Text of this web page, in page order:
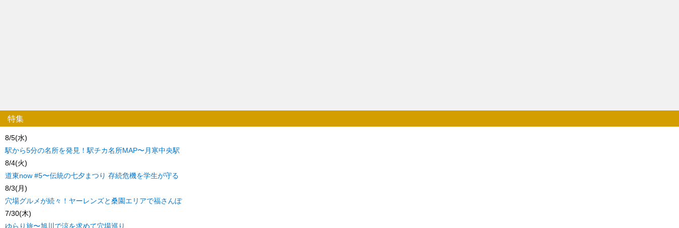
特集
8/5(水)
駅から5分の名所を発見！駅チカ名所MAP〜月寒中央駅
8/4(火)
道東now #5〜伝統の七夕まつり 存続危機を学生が守る
8/3(月)
穴場グルメが続々！ヤーレンズと桑園エリアで福さんぽ
7/30(木)
ゆらり旅〜旭川で涼を求めて穴場巡り